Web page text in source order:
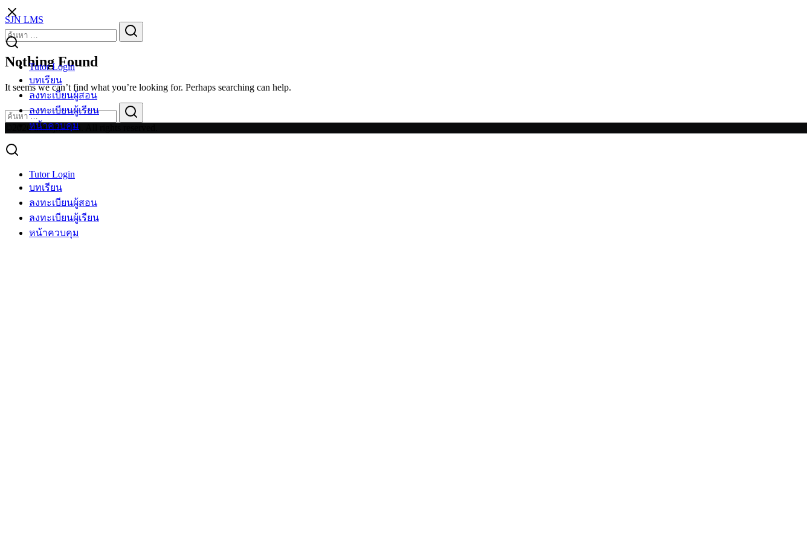
Skip
to
content
SJN LMS
Tutor Login
บทเรียน
ลงทะเบียนผู้สอน
ลงทะเบียนผู้เรียน
หน้าควบคุม
Tutor Login
บทเรียน
ลงทะเบียนผู้สอน
ลงทะเบียนผู้เรียน
หน้าควบคุม
Search
for:
Nothing Found
It seems we can’t find what you’re looking for. Perhaps searching can help.
Search
for:
©2026 lms.sjn.ac.th. All rights reserved.